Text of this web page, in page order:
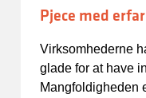
Pjece med
Virksomhederne
glade for at have
Mangfoldigheden